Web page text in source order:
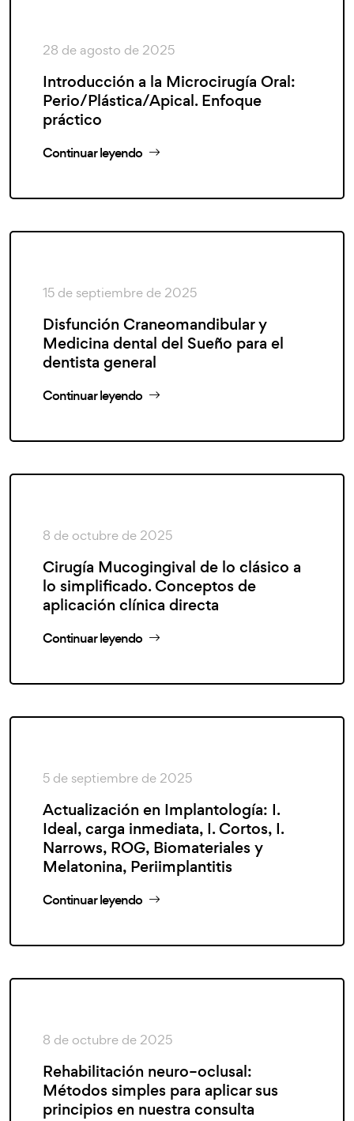
28 de agosto de 2025
Introducción a la Microcirugía Oral:
Perio/Plástica/Apical. Enfoque
práctico
Continuar leyendo
15 de septiembre de 2025
Disfunción Craneomandibular y
Medicina dental del Sueño para el
dentista general
Continuar leyendo
8 de octubre de 2025
Cirugía Mucogingival de lo clásico a
lo simplificado. Conceptos de
aplicación clínica directa
Continuar leyendo
5 de septiembre de 2025
Actualización en Implantología: I.
Ideal, carga inmediata, I. Cortos, I.
Narrows, ROG, Biomateriales y
Melatonina, Periimplantitis
Continuar leyendo
8 de octubre de 2025
Rehabilitación neuro–oclusal:
Métodos simples para aplicar sus
principios en nuestra consulta